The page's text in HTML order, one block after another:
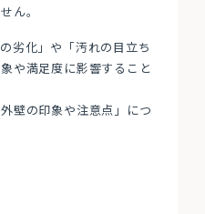
ん。
劣化」や「汚れの目立ち
や満足度に影響すること
壁の印象や注意点」につ